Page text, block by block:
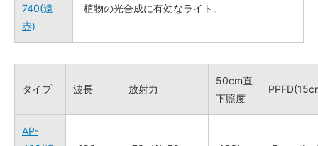
740(遠
赤)
植物の光合成に有効なライト。
タイプ 波長 放射力
50cm直
下照度
AP-